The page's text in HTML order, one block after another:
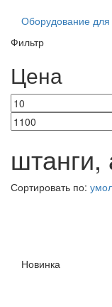
Оборудование
Фильтр
Цена
штанги,
Сортировать по:
Новинка